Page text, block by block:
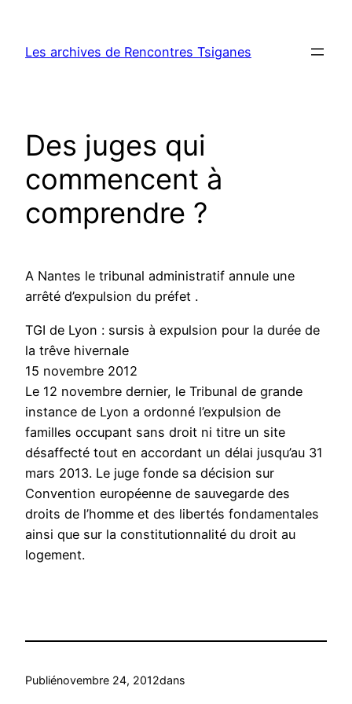
contenu
Les archives de Rencontres Tsiganes
Des juges qui
commencent à
comprendre ?
A Nantes le tribunal administratif annule une
arrêté d’expulsion du préfet .
TGI de Lyon : sursis à expulsion pour la durée de
la trêve hivernale
15 novembre 2012
Le 12 novembre dernier, le Tribunal de grande
instance de Lyon a ordonné l’expulsion de
familles occupant sans droit ni titre un site
désaffecté tout en accordant un délai jusqu’au 31
mars 2013. Le juge fonde sa décision sur
Convention européenne de sauvegarde des
droits de l’homme et des libertés fondamentales
ainsi que sur la constitutionnalité du droit au
logement.
Publiénovembre 24, 2012dans